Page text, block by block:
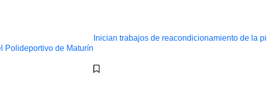
Inician trabajos de reacondicionamiento de la